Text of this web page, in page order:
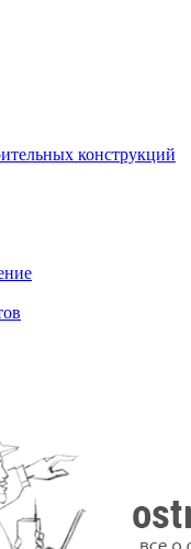
конструкций